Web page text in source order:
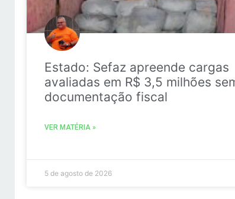
Estado: Sefaz apreende cargas
avaliadas em R$ 3,5 milhões
documentação fiscal
VER MATÉRIA »
5 de agosto de 2026